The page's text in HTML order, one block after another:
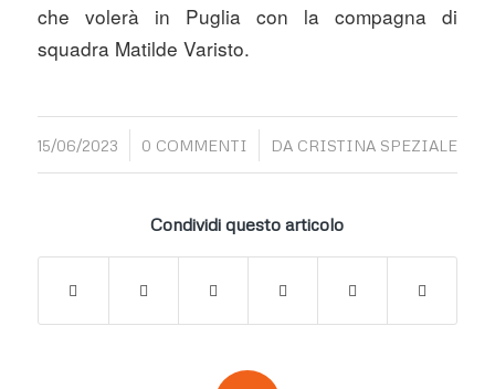
che volerà in Puglia con la compagna di
squadra Matilde Varisto.
15/06/2023
/ 0 COMMENTI
/ DA CRISTINA SPEZIALE
Condividi questo articolo